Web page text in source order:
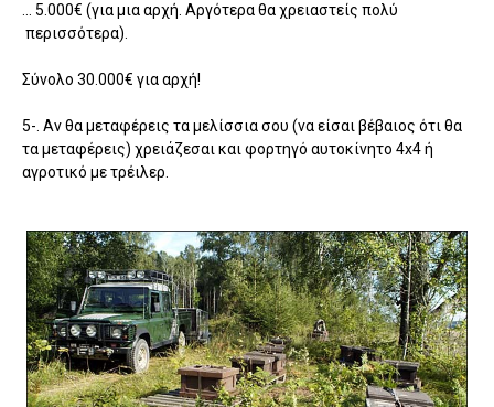
… 5.000€ (για μια αρχή. Αργότερα θα χρειαστείς πολύ
περισσότερα).
Σύνολο 30.000€ για αρχή!
5-. Αν θα μεταφέρεις τα μελίσσια σου (να είσαι βέβαιος ότι θα
τα μεταφέρεις) χρειάζεσαι και φορτηγό αυτοκίνητο 4x4 ή
αγροτικό με τρέιλερ.